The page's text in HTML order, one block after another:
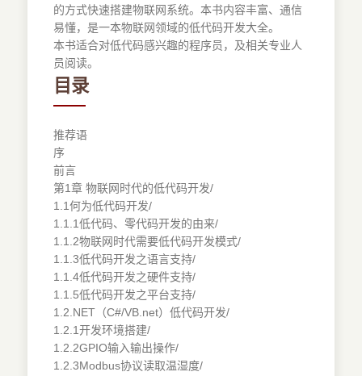
的方式快速搭建物联网系统。本书内容丰富、通信
易懂，是一本物联网领域的低代码开发大全。
本书适合对低代码感兴趣的程序员，及相关专业人
员阅读。
目录
推荐语
序
前言
第1章 物联网时代的低代码开发/
1.1何为低代码开发/
1.1.1低代码、零代码开发的由来/
1.1.2物联网时代需要低代码开发模式/
1.1.3低代码开发之语言支持/
1.1.4低代码开发之硬件支持/
1.1.5低代码开发之平台支持/
1.2.NET（C#/VB.net）低代码开发/
1.2.1开发环境搭建/
1.2.2GPIO输入输出操作/
1.2.3Modbus协议读取温湿度/